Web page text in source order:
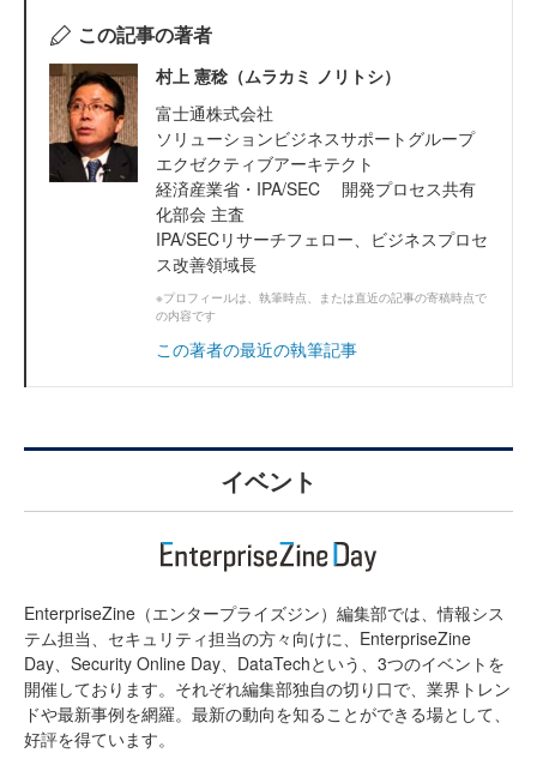
この記事の著者
村上 憲稔（ムラカミ ノリトシ）
富士通株式会社
ソリューションビジネスサポートグループ
エクゼクティブアーキテクト
経済産業省・IPA/SEC 開発プロセス共有
化部会 主査
IPA/SECリサーチフェロー、ビジネスプロセ
ス改善領域長
※プロフィールは、執筆時点、または直近の記事の寄稿時点で
の内容です
この著者の最近の執筆記事
イベント
EnterpriseZine（エンタープライズジン）編集部では、情報シス
テム担当、セキュリティ担当の方々向けに、EnterpriseZine
Day、Security Online Day、DataTechという、3つのイベントを
開催しております。それぞれ編集部独自の切り口で、業界トレン
ドや最新事例を網羅。最新の動向を知ることができる場として、
好評を得ています。